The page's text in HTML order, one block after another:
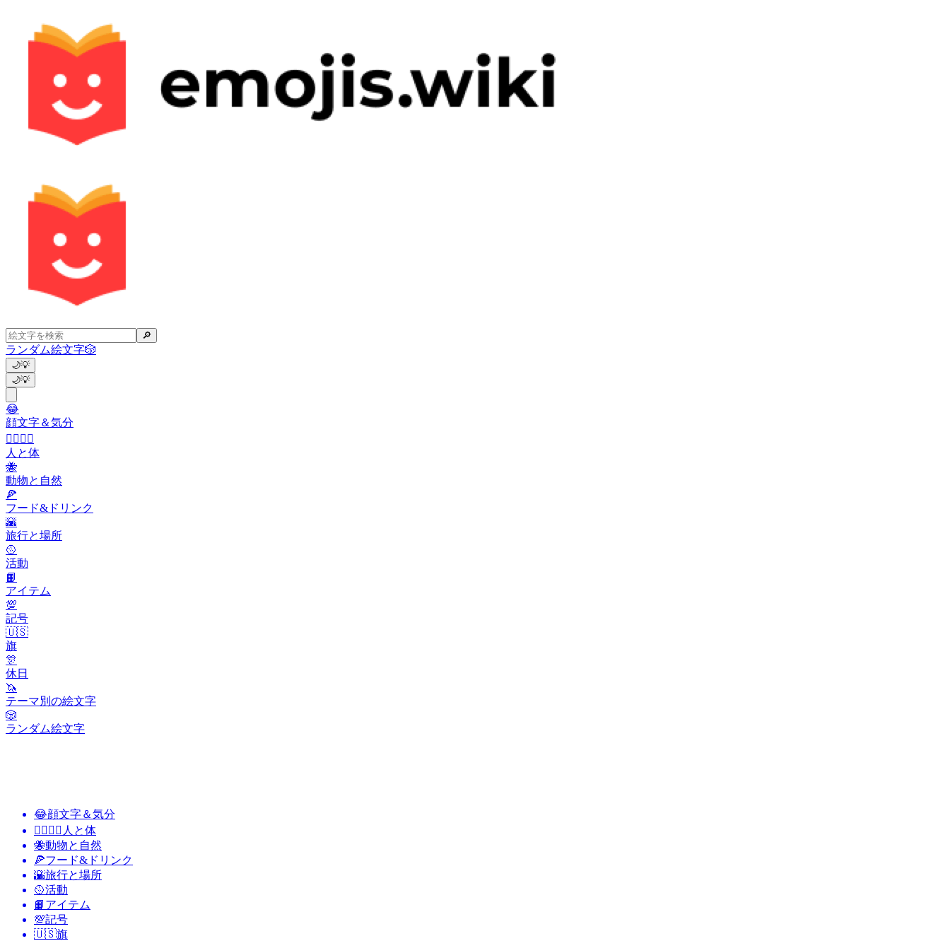
🔎
ランダム絵文字🎲
🌙💡
🌙💡
😂
顔文字＆気分
👩‍❤️‍💋‍👨
人と体
🐝
動物と自然
🍕
フード&ドリンク
🌇
旅行と場所
🥎
活動
📙
アイテム
💯
記号
🇺🇸
旗
🎊
休日
🦄
テーマ別の絵文字
🎲
ランダム絵文字
😂顔文字＆気分
👩‍❤️‍💋‍👨 人と体
🐝動物と自然
🍕フード&ドリンク
🌇旅行と場所
🥎活動
📙 アイテム
💯記号
🇺🇸旗